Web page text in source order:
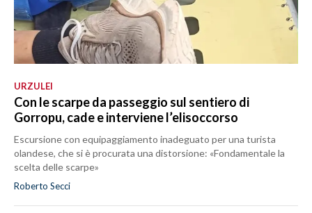
URZULEI
Con le scarpe da passeggio sul sentiero di
Gorropu, cade e interviene l’elisoccorso
Escursione con equipaggiamento inadeguato per una turista
olandese, che si è procurata una distorsione: «Fondamentale la
scelta delle scarpe»
Roberto Secci